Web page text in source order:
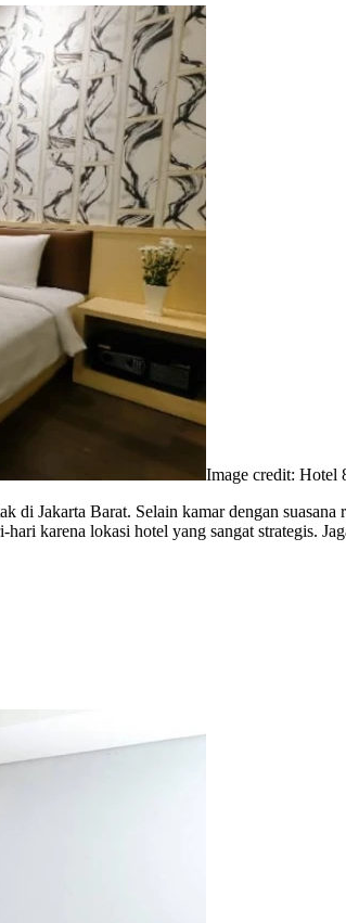
Image credit: Hotel
Jakarta Barat. Selain kamar dengan
karena lokasi hotel yang sangat strategis.